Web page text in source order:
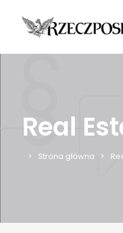
Real
Strona główna